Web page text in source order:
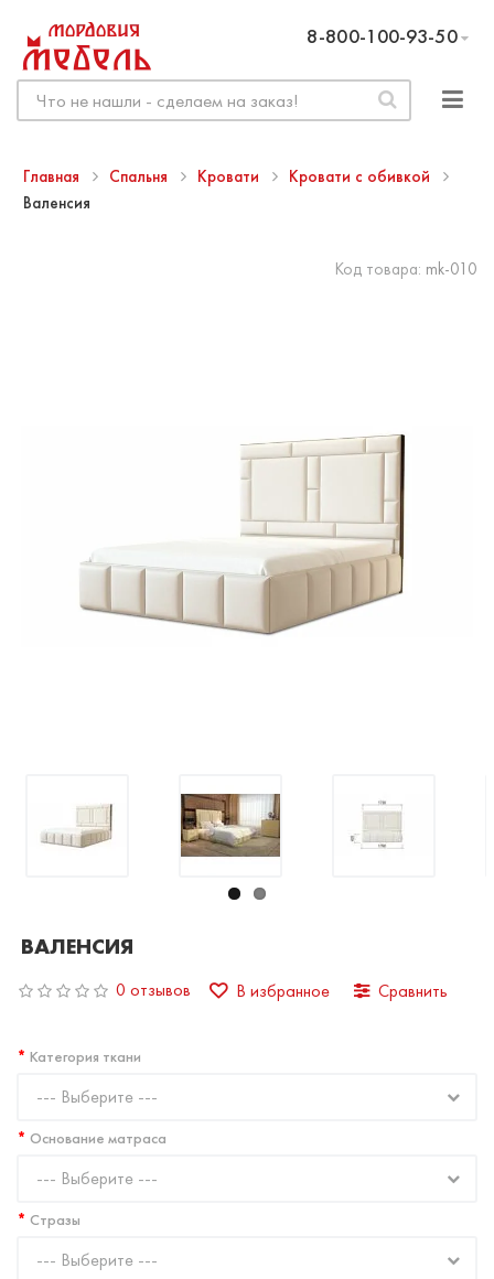
8-800-100-93-50
Главная Спальня Кровати
Кровати с обивкой
Валенсия
Код товара: mk-010
ВАЛЕНСИЯ
0 отзывов В избранное Сравнить
Категория ткани
--- Выберите ---
Основание матраса
--- Выберите ---
Стразы
--- Выберите ---